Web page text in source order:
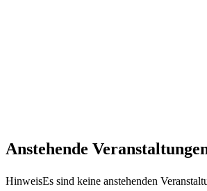
Anstehende
HinweisEs sind keine anstehenden